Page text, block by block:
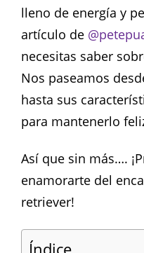
lleno de energía y
artículo de
necesitas saber
Nos paseamos
hasta sus
para mantenerlo
Así que sin más….
enamorarte del
retriever!
Índice